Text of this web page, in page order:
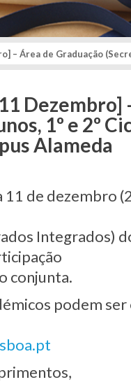
– Área de Graduação
Dezembro]
1º e 2º
Alameda
de dezembro
Integrados)
conjunta.
podem